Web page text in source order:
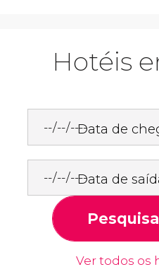
Hotéis
Data de
Data de
Ver todos os